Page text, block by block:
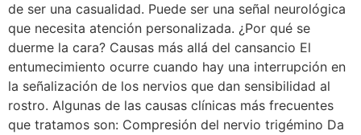
de ser una casualidad. Puede ser una señal neurológica
que necesita atención personalizada. ¿Por qué se
duerme la cara? Causas más allá del cansancio El
entumecimiento ocurre cuando hay una interrupción en
la señalización de los nervios que dan sensibilidad al
rostro. Algunas de las causas clínicas más frecuentes
que tratamos son: Compresión del nervio trigémino Da